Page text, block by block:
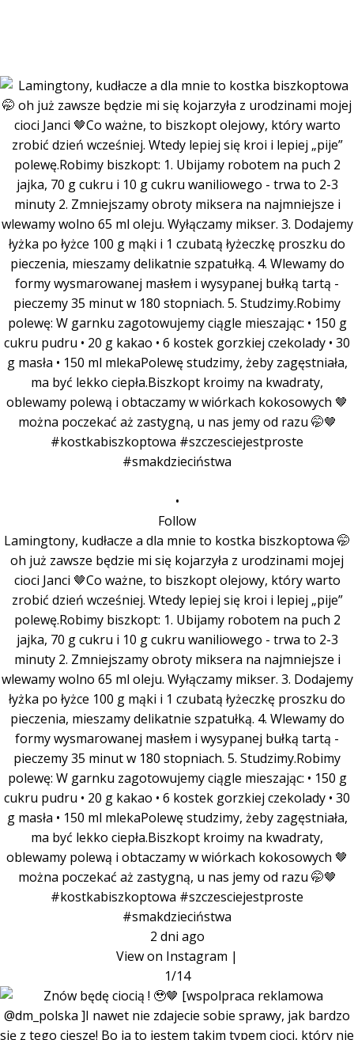
•
Follow
Lamingtony, kudłacze a dla mnie to kostka biszkoptowa 🤭
oh już zawsze będzie mi się kojarzyła z urodzinami mojej
cioci Janci 🤎Co ważne, to biszkopt olejowy, który warto
zrobić dzień wcześniej. Wtedy lepiej się kroi i lepiej „pije”
polewę.Robimy biszkopt: 1. Ubijamy robotem na puch 2
jajka, 70 g cukru i 10 g cukru waniliowego - trwa to 2-3
minuty 2. Zmniejszamy obroty miksera na najmniejsze i
wlewamy wolno 65 ml oleju. Wyłączamy mikser. 3. Dodajemy
łyżka po łyżce 100 g mąki i 1 czubatą łyżeczkę proszku do
pieczenia, mieszamy delikatnie szpatułką. 4. Wlewamy do
formy wysmarowanej masłem i wysypanej bułką tartą -
pieczemy 35 minut w 180 stopniach. 5. Studzimy.Robimy
polewę: W garnku zagotowujemy ciągle mieszając: • 150 g
cukru pudru • 20 g kakao • 6 kostek gorzkiej czekolady • 30
g masła • 150 ml mlekaPolewę studzimy, żeby zagęstniała,
ma być lekko ciepła.Biszkopt kroimy na kwadraty,
oblewamy polewą i obtaczamy w wiórkach kokosowych 🤎
można poczekać aż zastygną, u nas jemy od razu 🤭🤎
#kostkabiszkoptowa #szczesciejestproste
#smakdzieciństwa
2 dni ago
View on Instagram |
1/14